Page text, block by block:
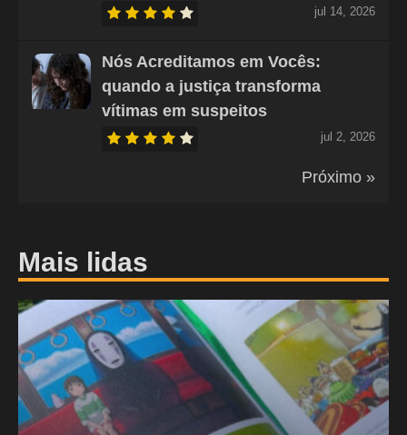
jul 14, 2026
Nós Acreditamos em Vocês:
quando a justiça transforma
vítimas em suspeitos
jul 2, 2026
Próximo »
Mais lidas